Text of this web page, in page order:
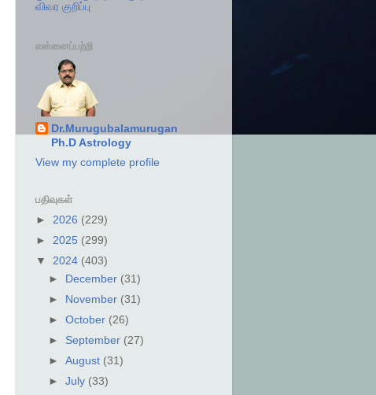
விவர குறிப்பு
என்னைப்பற்றி
Dr.Murugubalamurugan
Ph.D Astrology
View my complete profile
பதிவுகள்
► 2026 (229)
► 2025 (299)
▼ 2024 (403)
► December (31)
►
November (31)
► October (26)
► September (27)
► August (31)
► July (33)